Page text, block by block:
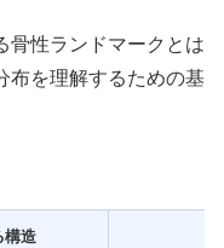
骨性ランドマークとは
布を理解するための基
構造